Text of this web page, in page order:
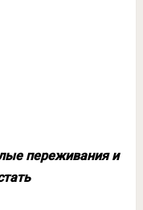
переживания и